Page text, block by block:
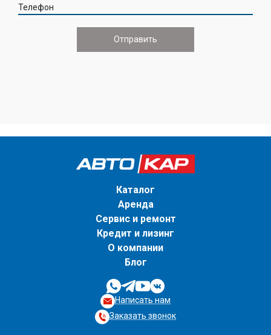
Телефон
Каталог
Аренда
Сервис и ремонт
Кредит и лизинг
О компании
Блог
Написать нам
Заказать звонок